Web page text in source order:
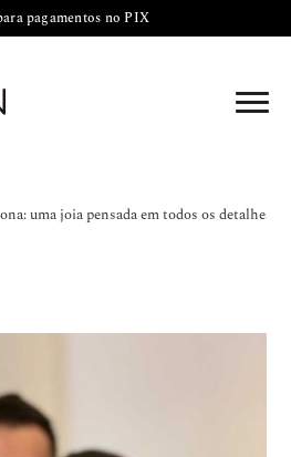
pagamentos no PIX
uma joia pensada em todos os detalhes